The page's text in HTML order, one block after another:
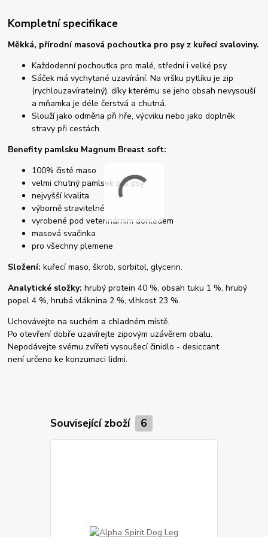
Kompletní specifikace
Měkká, přírodní masová pochoutka pro psy z kuřecí svaloviny.
Každodenní pochoutka pro malé, střední i velké psy
Sáček má vychytané uzavírání. Na vršku pytlíku je zip
(rychlouzavíratelný), díky kterému se jeho obsah nevysouší
a mňamka je déle čerstvá a chutná.
Slouží jako odměna při hře, výcviku nebo jako doplněk
stravy při cestách.
Benefity pamlsku Magnum Breast soft:
100% čisté maso
velmi chutný pamlsek pro psy
nejvyšší kvalita
výborně stravitelné
vyrobené pod veterinárním dohledem
masová svačinka
pro všechny plemene
Složení: kuřecí maso, škrob, sorbitol, glycerin.
Analytické složky: hrubý protein 40 %, obsah tuku 1 %, hrubý
popel 4 %, hrubá vláknina 2 %, vlhkost 23 %.
Uchovávejte na suchém a chladném místě.
Po otevření dobře uzavírejte zipovým uzávěrem obalu.
Nepodávejte svému zvířeti vysoušecí činidlo - desiccant.
není určeno ke konzumaci lidmi.
Související zboží 6